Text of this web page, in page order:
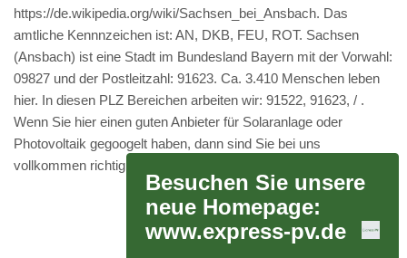
https://de.wikipedia.org/wiki/Sachsen_bei_Ansbach. Das
amtliche Kennnzeichen ist: AN, DKB, FEU, ROT. Sachsen
(Ansbach) ist eine Stadt im Bundesland Bayern mit der Vorwahl:
09827 und der Postleitzahl: 91623. Ca. 3.410 Menschen leben
hier. In diesen PLZ Bereichen arbeiten wir: 91522, 91623, / .
Wenn Sie hier einen guten Anbieter für Solaranlage oder
Photovoltaik gegoogelt haben, dann sind Sie bei uns
vollkommen richtig.
Besuchen Sie unsere
neue Homepage:
www.express-pv.de